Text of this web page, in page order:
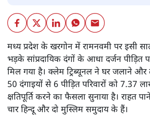
मध्य प्रदेश के खरगोन में रामनवमी पर इसी
भड़के सांप्रदायिक दंगों के आधा दर्जन पीड़ित
मिल गया है। क्लेम ट्रिब्यूनल ने घर जलाने
50 दंगाइयों से 6 पीड़ित परिवारों को 7.37
क्षतिपूर्ति करने का फैसला सुनाया है। राहत
चार हिन्दू और दो मुस्लिम समुदाय के हैं।